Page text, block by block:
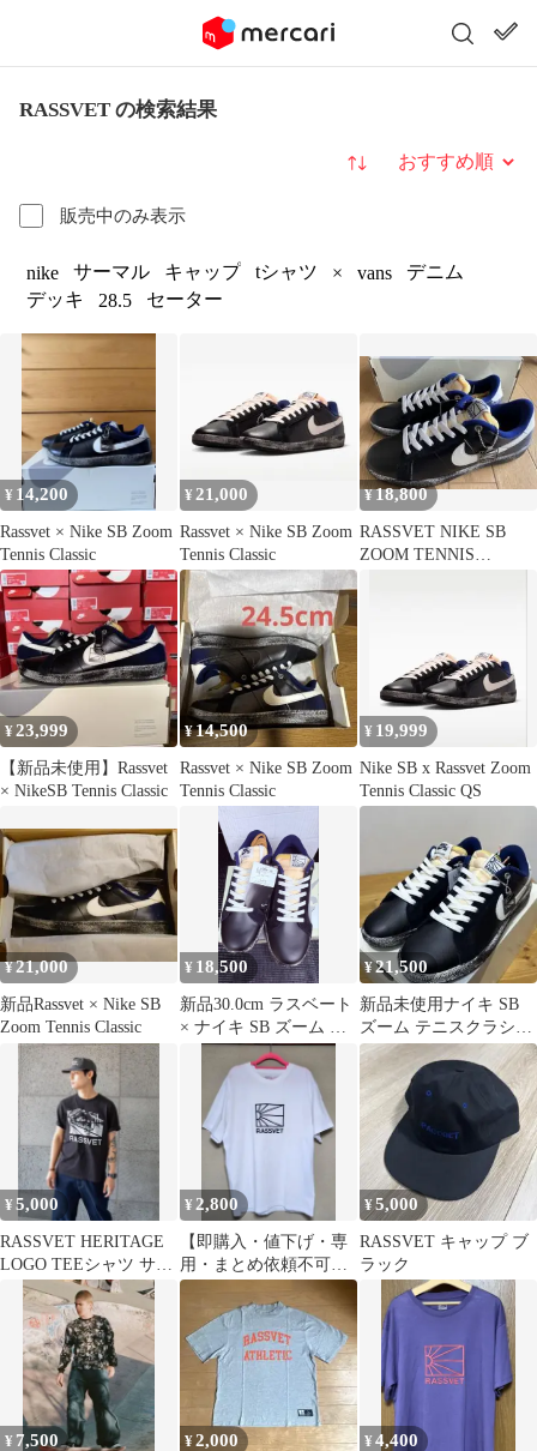
RASSVET の検索結果
販売中のみ表示
並び替え
nike サーマル キャップ tシャツ × vans
デニム
デッキ
28.5 セーター
¥ 14,200
Rassvet × Nike SB Zoom
Tennis Classic
¥ 21,000
Rassvet × Nike SB Zoom
Tennis Classic
¥18,800
RASSVET NIKE SB
ZOOM TENNIS
¥23,999
【新品未使用】Rassvet
× NikeSB Tennis Classic
¥14,500
Rassvet × Nike SB Zoom
Tennis Classic
¥ 19,999
Nike SB x Rassvet Zoom
Tennis Classic QS
¥21,000
新品Rassvet × Nike SB
Zoom Tennis Classic
¥ 18,500
新品30.0cm ラスベート
× ナイキ SB ズーム テ
ニス クラシック
¥21,500
新品未使用ナイキ SB
ズーム テニスクラシッ
ク✕ラスベート 27セン
¥5,000
RASSVET HERITAGE
LOGO TEEシャツ サイ
ズXL
¥ 2,800
【即購入・値下げ・専
用・まとめ依頼不可】
RASSVET メンズ Tシ
ャツ L
¥5,000
RASSVET キャップ ブ
ラック
¥ 7,500 ¥2,000 ¥4,400